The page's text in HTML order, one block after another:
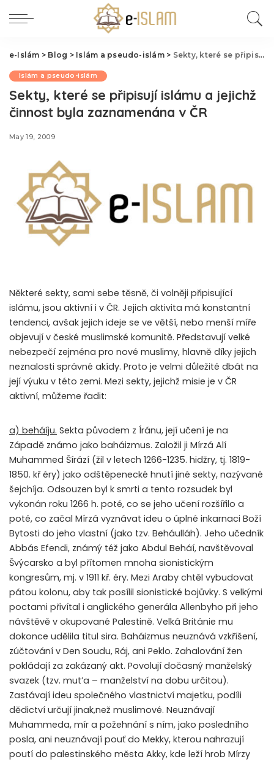
e-Islám > Blog > Islám a pseudo-islám> Sekty, které se připisují islámu a jejichž činnost byla zaznamenána v ČR
Islám a pseudo-islám
Sekty, které se připisují islámu a jejichž
činnost byla zaznamenána v ČR
May 19, 2009
Některé sekty, sami sebe těsně, či volněji připisující
islámu, jsou aktivní i v ČR. Jejich aktivita má konstantní
tendenci, avšak jejich ideje se ve větší, nebo menší míře
objevují v české muslimské komunitě. Představují velké
nebezpečí zejména pro nové muslimy, hlavně díky jejich
neznalosti správné akídy. Proto je velmi důležité dbát na
její výuku v této zemi. Mezi sekty, jejichž misie je v ČR
aktivní, můžeme řadit:
a) beháíju. Sekta původem z Íránu, její učení je na
Západě známo jako baháizmus. Založil ji Mírzá Alí
Muhammed Šírází (žil v letech 1266-1235. hidžry, tj. 1819-
1850. kř éry) jako odštěpenecké hnutí jiné sekty, nazývané
šejchíja. Odsouzen byl k smrti a tento rozsudek byl
vykonán roku 1266 h. poté, co se jeho učení rozšířilo a
poté, co začal Mírzá vyznávat ideu o úplné inkarnaci Boží
Bytosti do jeho vlastní (jako tzv. Beháulláh). Jeho učedník
Abbás Efendi, známý též jako Abdul Beháí, navštěvoval
Švýcarsko a byl přítomen mnoha sionistickým
kongresům, mj. v 1911 kř. éry. Mezi Araby chtěl vybudovat
pátou kolonu, aby tak posílil sionistické bojůvky. S velkými
poctami přivítal i anglického generála Allenbyho při jeho
návštěvě v okupované Palestině. Velká Británie mu
dokonce udělila titul sira. Baháizmus neuznává vzkříšení,
zúčtování v Den Soudu, Ráj, ani Peklo. Zahalování žen
pokládají za zakázaný akt. Povolují dočasný manželský
svazek (tzv. mut’a – manželství na dobu určitou).
Zastávají ideu společného vlastnictví majetku, podíli
dědictví určují jinak,než muslimové. Neuznávají
Muhammeda, mír a požehnání s ním, jako posledního
posla, ani neuznávají pouť do Mekky, kterou nahrazují
poutí do palestinského města Akky, kde leží hrob Mírzy